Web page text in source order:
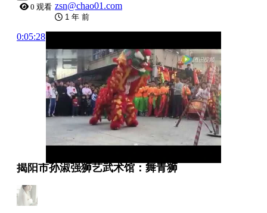
0 观看 zsn@chao01.com
1 年 前
0:05:28
揭阳市孙淑强狮艺武术馆：舞青狮